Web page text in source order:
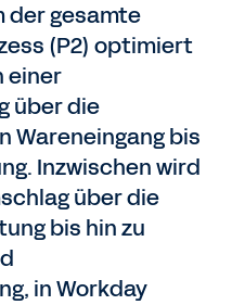
der gesamte
(P2) optimiert
einer
über die
Wareneingang bis
Inzwischen wird
über die
bis hin zu
in Workday